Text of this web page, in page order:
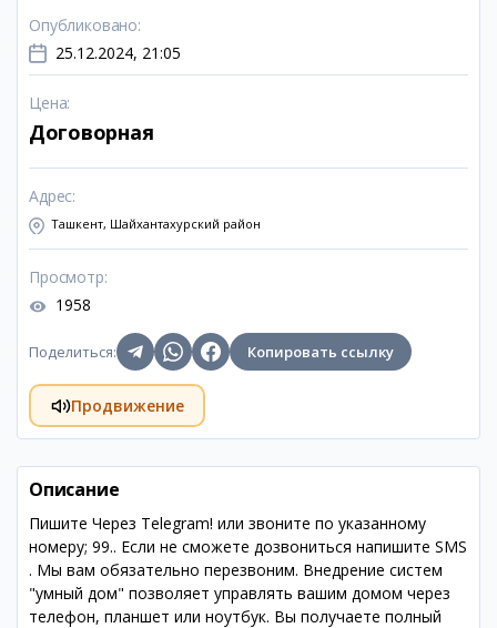
Опубликовано:
25.12.2024, 21:05
Цена:
Договорная
Адрес:
Ташкент, Шайхантахурский район
Просмотр:
1958
Поделиться: Копировать ссылку
Продвижение
Описание
Пишите Через Telegram! или звоните по указанному
номеру; 99.. Если не сможете дозвониться напишите SMS
. Мы вам обязательно перезвоним. Внедрение систем
"умный дом" позволяет управлять вашим домом через
телефон, планшет или ноутбук. Вы получаете полный